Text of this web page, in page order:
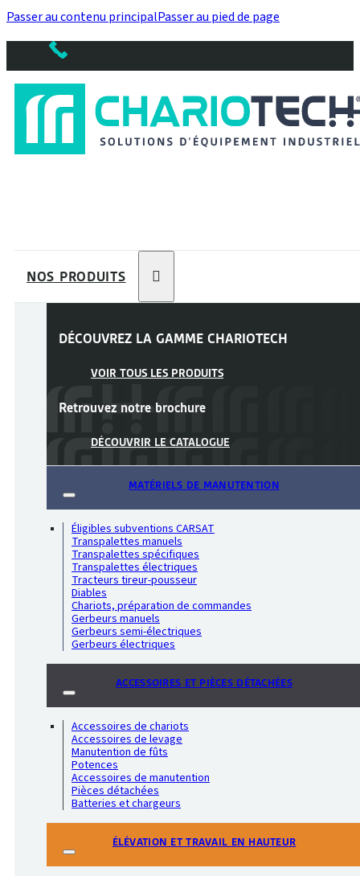
Passer au contenu principalPasser au pied de page
NOS PRODUITS
DÉCOUVREZ LA GAMME CHARIOTECH
VOIR TOUS LES PRODUITS
Retrouvez notre brochure
DÉCOUVRIR LE CATALOGUE
MATÉRIELS DE MANUTENTION
Éligibles subventions CARSAT
Transpalettes manuels
Transpalettes spécifiques
Transpalettes électriques
Tracteurs tireur-pousseur
Diables
Chariots, préparation de commandes
Gerbeurs manuels
Gerbeurs semi-électriques
Gerbeurs électriques
ACCESSOIRES ET PIÈCES DÉTACHÉES
Accessoires de chariots
Accessoires de levage
Manutention de fûts
Potences
Accessoires de manutention
Pièces détachées
Batteries et chargeurs
ÉLÉVATION ET TRAVAIL EN HAUTEUR